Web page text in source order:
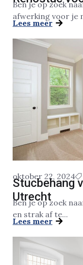
Ben je op zoek
afwerking voor je
Lees meer
oktober 22, 2024
Stucbehang
Utrecht
Ben je op zoek
en strak af te...
Lees meer